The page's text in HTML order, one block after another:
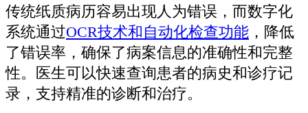
传统纸质病历容易出现人为错误，而数字化
系统通过OCR技术和自动化检查功能 ，降低
了错误率，确保了病案信息的准确性和完整
性。医生可以快速查询患者的病史和诊疗记
录，支持精准的诊断和治疗。